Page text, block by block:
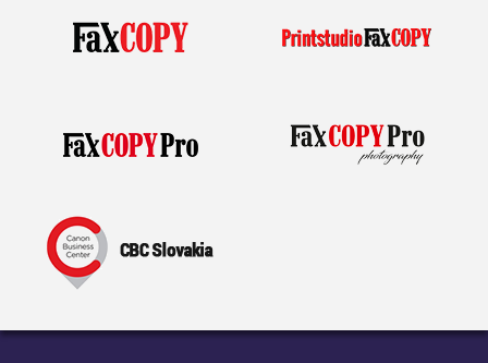
PO-PIA 7:30 - 17:00 napíšte nám
Produkty